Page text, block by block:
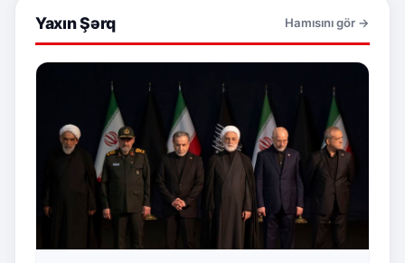
Yaxın Şərq Hamısını gör →